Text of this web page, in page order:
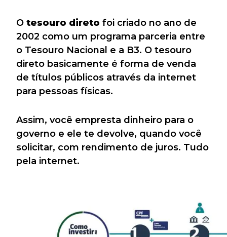
O tesouro direto foi criado no ano de
2002 como um programa parceria entre
o Tesouro Nacional e a B3. O tesouro
direto basicamente é forma de venda
de títulos públicos através da internet
para pessoas físicas.
Assim, você empresta dinheiro para o
governo e ele te devolve, quando você
solicitar, com rendimento de juros. Tudo
pela internet.